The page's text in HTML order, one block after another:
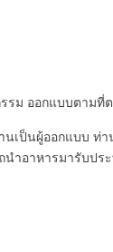
ม ออกแบบตามที่ต
นเป็นผู้ออกแบบ ท่า
ำอาหารมารับประ